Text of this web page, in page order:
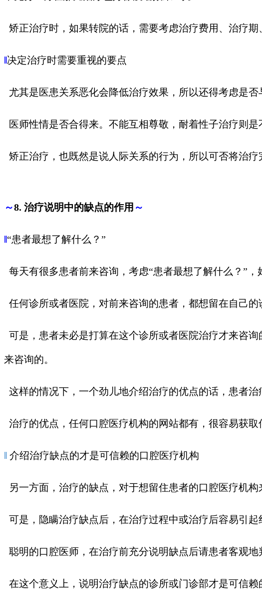
矫正治疗时，如果转院的话，需要考虑治疗费用、治疗
‖决定治疗时需要重视的要点
尤其是医患关系恶化会降低治疗效果，所以还得考虑是否
医师性情是否合得来。不能互相尊敬，耐着性子治疗则是
矫正治疗，也既然是说人际关系的行为，所以可否将治
～8. 治疗说明中的缺点的作用 ～
‖“患者最想了解什么？”
每天有很多患者前来咨询，考虑“患者最想了解什么？”，
任何诊所或者医院，对前来咨询的患者，都想留在自己的
可是，患者未必是打算在这个诊所或者医院治疗才来咨
来咨询的。
这样的情况下，一个劲儿地介绍治疗的优点的话，患者
治疗的优点，任何口腔医疗机构的网站都有，很容易获取
‖ 介绍治疗缺点的才是可信赖的口腔医疗机构
另一方面，治疗的缺点，对于想留住患者的口腔医疗机构
可是，隐瞒治疗缺点后，在治疗过程中或治疗后容易引起
聪明的口腔医师，在治疗前充分说明缺点后请患者客观地
在这个意义上，说明治疗缺点的诊所或门诊部才是可信赖